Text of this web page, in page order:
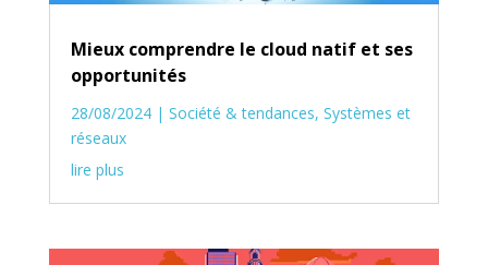
Mieux comprendre le cloud natif et ses
opportunités
28/08/2024| Société & tendances, Systèmes et
réseaux
lire plus